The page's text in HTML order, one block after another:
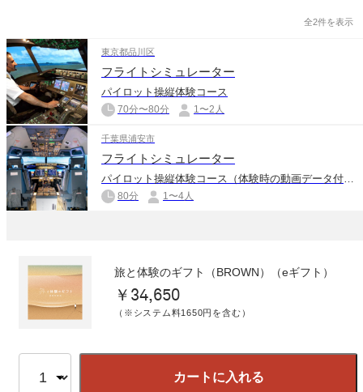
全2件を表示
東京都品川区
フライトシミュレーター
パイロット操縦体験コース
70分〜80分 1〜2人
千葉県浦安市
フライトシミュレーター
パイロット操縦体験コース（体験時の動画データ付き）
80分 1〜4人
旅と体験のギフト（BROWN）（eギフト）
￥34,650
（※システム料1650円を含む）
カートに入れる